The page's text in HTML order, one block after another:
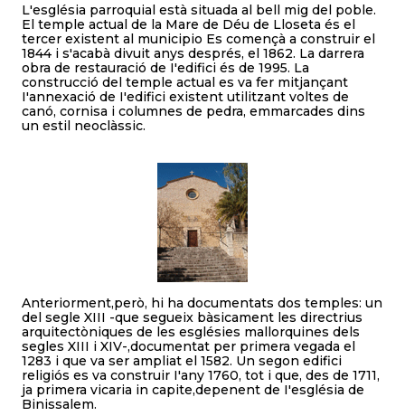
L'església parroquial està situada al bell mig del poble.
El temple actual de la Mare de Déu de Lloseta és el
tercer existent al municipio Es començà a construir el
1844 i s'acabà divuit anys després, el 1862. La darrera
obra de restauració de I'edifici és de 1995. La
construcció del temple actual es va fer mitjançant
I'annexació de I'edifici existent utilitzant voltes de
canó, cornisa i columnes de pedra, emmarcades dins
un estil neoclàssic.
Anteriorment,però, hi ha documentats dos temples: un
del segle XIII -que segueix bàsicament les directrius
arquitectòniques de les esglésies mallorquines dels
segles XIII i XIV-,documentat per primera vegada el
1283 i que va ser ampliat el 1582. Un segon edifici
religiós es va construir I'any 1760, tot i que, des de 1711,
ja primera vicaria in capite,depenent de I'església de
Binissalem.